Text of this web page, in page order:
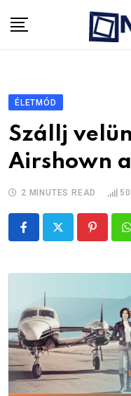
ÉLETMÓD
Szállj
Airshown
2 MINUTES READ
Pinterest